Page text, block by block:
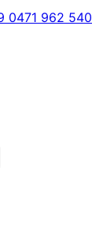
0471 962 540